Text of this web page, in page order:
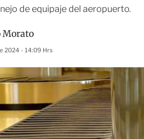
de equipaje del aeropuerto.
Morato
2024 - 14:09 Hrs